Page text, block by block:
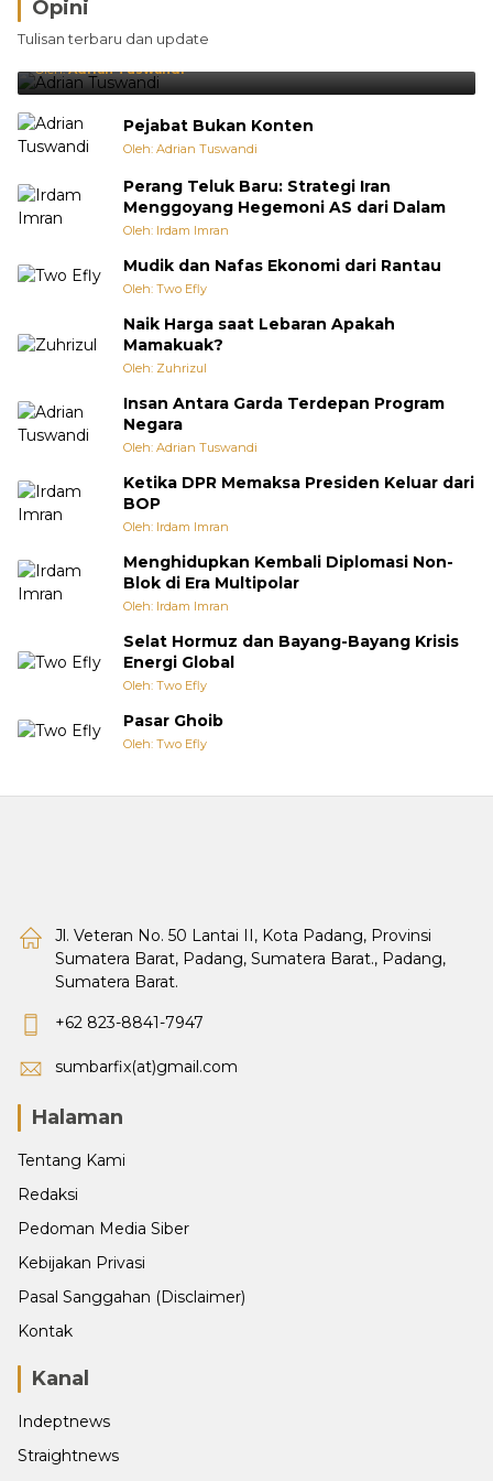
Opini
Tulisan terbaru dan update
Brasil Lebih Diunggulkan, tetapi Jepang Selalu
Punya Cara Membuat Kejutan
Oleh:Adrian Tuswandi
Pejabat Bukan Konten
Oleh: Adrian Tuswandi
Perang Teluk Baru: Strategi Iran
Menggoyang Hegemoni AS dari Dalam
Oleh: Irdam Imran
Mudik dan Nafas Ekonomi dari Rantau
Oleh: Two Efly
Naik Harga saat Lebaran Apakah
Mamakuak?
Oleh: Zuhrizul
Insan Antara Garda Terdepan Program
Negara
Oleh: Adrian Tuswandi
Ketika DPR Memaksa Presiden Keluar dari
BOP
Oleh: Irdam Imran
Menghidupkan Kembali Diplomasi Non-
Blok di Era Multipolar
Oleh: Irdam Imran
Selat Hormuz dan Bayang-Bayang Krisis
Energi Global
Oleh: Two Efly
Pasar Ghoib
Oleh: Two Efly
Jl. Veteran No. 50 Lantai II, Kota Padang, Provinsi
Sumatera Barat, Padang, Sumatera Barat., Padang,
Sumatera Barat.
+62 823-8841-7947
sumbarfix(at)gmail.com
Halaman
Tentang Kami
Redaksi
Pedoman Media Siber
Kebijakan Privasi
Pasal Sanggahan (Disclaimer)
Kontak
Kanal
Indeptnews
Straightnews